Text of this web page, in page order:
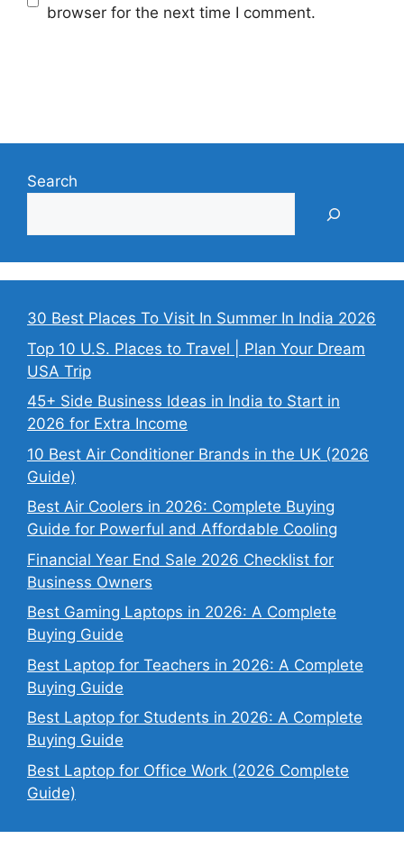
browser for the next time I comment.
Search
30 Best Places To Visit In Summer In India 2026
Top 10 U.S. Places to Travel | Plan Your Dream
USA Trip
45+ Side Business Ideas in India to Start in
2026 for Extra Income
10 Best Air Conditioner Brands in the UK (2026
Guide)
Best Air Coolers in 2026: Complete Buying
Guide for Powerful and Affordable Cooling
Financial Year End Sale 2026 Checklist for
Business Owners
Best Gaming Laptops in 2026: A Complete
Buying Guide
Best Laptop for Teachers in 2026: A Complete
Buying Guide
Best Laptop for Students in 2026: A Complete
Buying Guide
Best Laptop for Office Work (2026 Complete
Guide)